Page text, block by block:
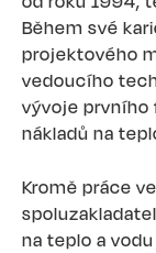
Během své
projektového
vedoucího
vývoje
nákladů na
Kromě práce
na teplo a